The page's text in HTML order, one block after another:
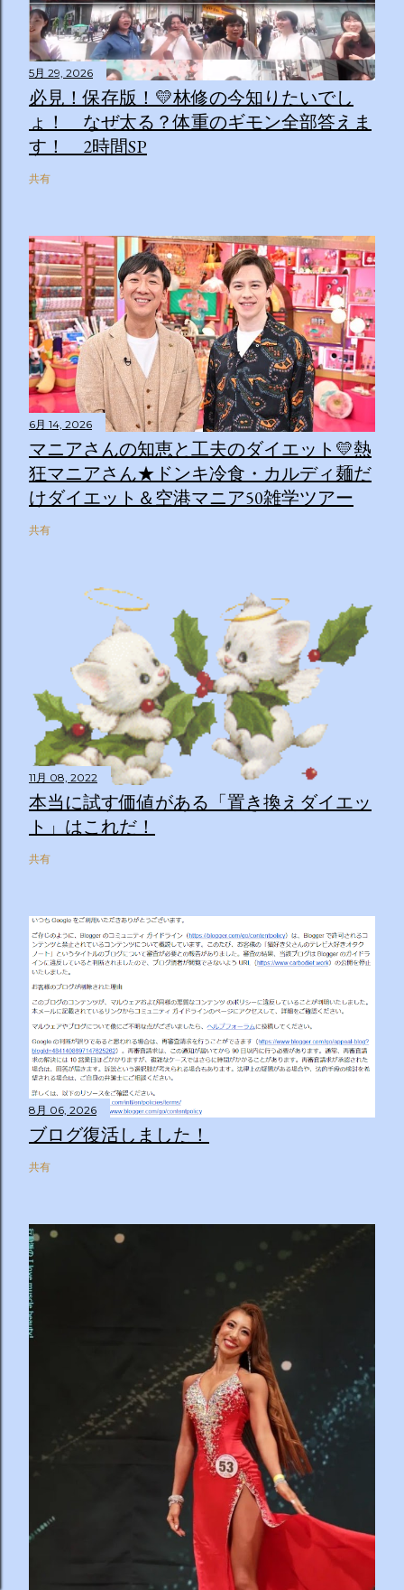
5月 29, 2026
必見！保存版！💛林修の今知りたいでし
ょ！ なぜ太る？体重のギモン全部答えま
す！ 2時間SP
共有
6月 14, 2026
マニアさんの知恵と工夫のダイエット💛熱
狂マニアさん★ドンキ冷食・カルディ麺だ
けダイエット＆空港マニア50雑学ツアー
共有
11月 08, 2022
本当に試す価値がある「置き換えダイエッ
ト」はこれだ！
共有
8月 06, 2026
ブログ復活しました！
共有